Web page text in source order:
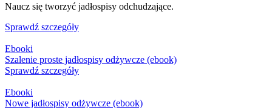
Naucz się tworzyć jadłospisy odchudzające.
Sprawdź szczegóły
Ebooki
Szalenie proste jadłospisy odżywcze (ebook)
Sprawdź szczegóły
Ebooki
Nowe jadłospisy odżywcze (ebook)